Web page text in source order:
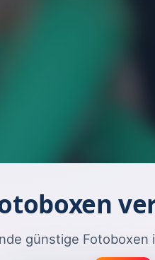
günstige Fotoboxen